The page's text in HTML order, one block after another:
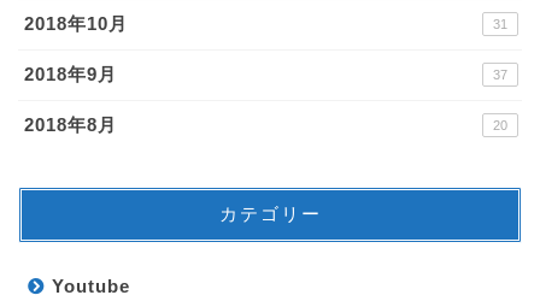
2018年10月 31
2018年9月 37
2018年8月 20
カテゴリー
Youtube